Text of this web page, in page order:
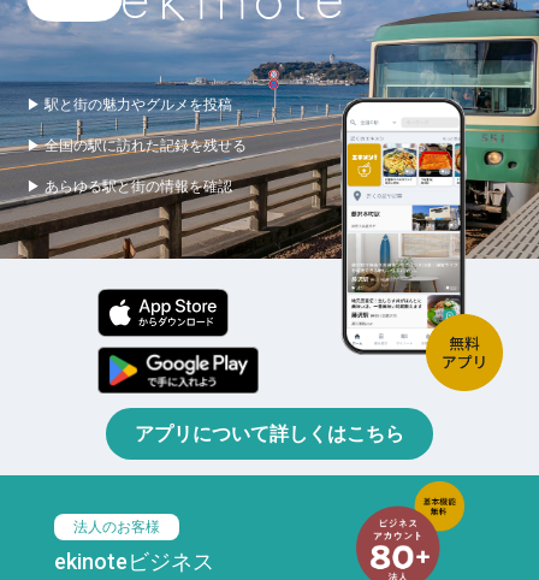
▶ 駅と街の魅力やグルメを投稿
▶ 全国の駅に訪れた記録を残せる
▶ あらゆる駅と街の情報を確認
アプリについて詳しくはこちら
法人のお客様
ekinoteビジネス